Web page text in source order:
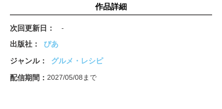
進化する 知多半島の新ブランド
地産地消のススメ
おいしい体験！
パン派？ おにぎり派？ あなたはどっち？
おいしい朝ごはん
魅惑のスイーツ
醸造の郷、知多半島
作品詳細
次回更新日 -
出版社
ぴあ
ジャンル
グルメ・レシピ
配信期間
2027/05/08まで